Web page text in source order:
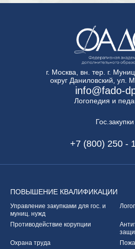
г. Москва, вн. тер. г.
округ Даниловский, ул.
info@fado-
Логопедия и
Гос.закупки
+7 (800) 250 -
ПОВЫШЕНИЕ КВАЛИФИКАЦИИ
Управление закупками для гос. и
муниц. нужд
Противодействие корупции
Охрана труда